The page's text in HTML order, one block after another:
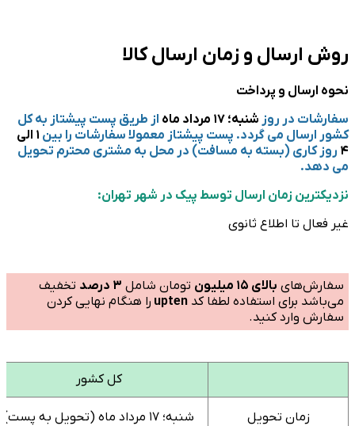
ارسال و زمان ارسال کالا
و پرداخت
در روزشنبه؛ 17 مرداد ماه
از طریق پست پیشتاز به کل
می گردد. پست پیشتاز معمولا سفارشات را بین 1 الی
کاری (بسته به مسافت) در محل به مشتری محترم تحویل
زمان ارسال توسط پیک در شهر تهران:
تا اطلاع ثانوی
بالای ۱۵ میلیون تومان شامل 3 درصد
تخفیف
برای استفاده لطفا کدuptenرا هنگام نهایی کردن
وارد کنید.
کل کشور
زمان تحویل شنبه؛ 17 مرداد ماه (تحویل به پست)